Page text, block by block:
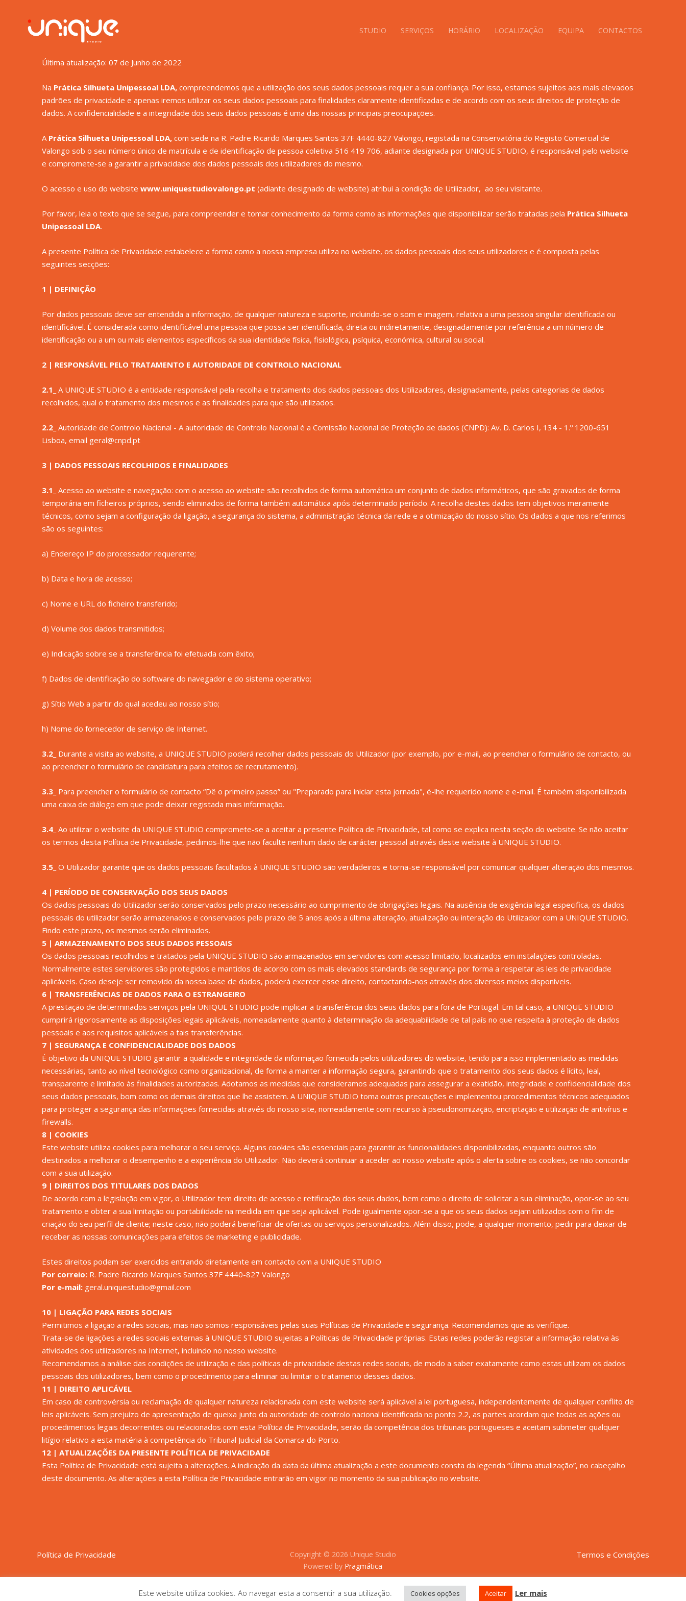
STUDIO SERVIÇOS HORÁRIO LOCALIZAÇÃO EQUIPA CONTACTOS
Última atualização: 07 de Junho de 2022
Na Prática Silhueta Unipessoal LDA, compreendemos que a utilização dos seus dados pessoais requer a sua confiança. Por isso, estamos sujeitos aos mais elevados
padrões de privacidade e apenas iremos utilizar os seus dados pessoais para finalidades claramente identificadas e de acordo com os seus direitos de proteção de
dados. A confidencialidade e a integridade dos seus dados pessoais é uma das nossas principais preocupações.
A Prática Silhueta Unipessoal LDA, com sede na R. Padre Ricardo Marques Santos 37F 4440-827 Valongo, registada na Conservatória do Registo Comercial de
Valongo sob o seu número único de matrícula e de identificação de pessoa coletiva 516 419 706, adiante designada por UNIQUE STUDIO, é responsável pelo website
e compromete-se a garantir a privacidade dos dados pessoais dos utilizadores do mesmo.
O acesso e uso do website www.uniquestudiovalongo.pt (adiante designado de website) atribui a condição de Utilizador, ao seu visitante.
Por favor, leia o texto que se segue, para compreender e tomar conhecimento da forma como as informações que disponibilizar serão tratadas pela Prática Silhueta
Unipessoal LDA.
A presente Política de Privacidade estabelece a forma como a nossa empresa utiliza no website, os dados pessoais dos seus utilizadores e é composta pelas
seguintes secções:
1 | DEFINIÇÃO
Por dados pessoais deve ser entendida a informação, de qualquer natureza e suporte, incluindo-se o som e imagem, relativa a uma pessoa singular identificada ou
identificável. É considerada como identificável uma pessoa que possa ser identificada, direta ou indiretamente, designadamente por referência a um número de
identificação ou a um ou mais elementos específicos da sua identidade física, fisiológica, psíquica, económica, cultural ou social.
2 | RESPONSÁVEL PELO TRATAMENTO E AUTORIDADE DE CONTROLO NACIONAL
2.1_ A UNIQUE STUDIO é a entidade responsável pela recolha e tratamento dos dados pessoais dos Utilizadores, designadamente, pelas categorias de dados
recolhidos, qual o tratamento dos mesmos e as finalidades para que são utilizados.
2.2_ Autoridade de Controlo Nacional - A autoridade de Controlo Nacional é a Comissão Nacional de Proteção de dados (CNPD): Av. D. Carlos I, 134 - 1.º 1200-651
Lisboa, email geral@cnpd.pt
3 | DADOS PESSOAIS RECOLHIDOS E FINALIDADES
3.1_ Acesso ao website e navegação: com o acesso ao website são recolhidos de forma automática um conjunto de dados informáticos, que são gravados de forma
temporária em ficheiros próprios, sendo eliminados de forma também automática após determinado período. A recolha destes dados tem objetivos meramente
técnicos, como sejam a configuração da ligação, a segurança do sistema, a administração técnica da rede e a otimização do nosso sítio. Os dados a que nos referimos
são os seguintes:
a) Endereço IP do processador requerente;
b) Data e hora de acesso;
c) Nome e URL do ficheiro transferido;
d) Volume dos dados transmitidos;
e) Indicação sobre se a transferência foi efetuada com êxito;
f) Dados de identificação do software do navegador e do sistema operativo;
g) Sítio Web a partir do qual acedeu ao nosso sítio;
h) Nome do fornecedor de serviço de Internet.
3.2_ Durante a visita ao website, a UNIQUE STUDIO poderá recolher dados pessoais do Utilizador (por exemplo, por e-mail, ao preencher o formulário de contacto, ou
ao preencher o formulário de candidatura para efeitos de recrutamento).
3.3_ Para preencher o formulário de contacto “Dê o primeiro passo” ou "Preparado para iniciar esta jornada", é-lhe requerido nome e e-mail. É também disponibilizada
uma caixa de diálogo em que pode deixar registada mais informação.
3.4_ Ao utilizar o website da UNIQUE STUDIO compromete-se a aceitar a presente Política de Privacidade, tal como se explica nesta seção do website. Se não aceitar
os termos desta Política de Privacidade, pedimos-lhe que não faculte nenhum dado de carácter pessoal através deste website à UNIQUE STUDIO.
3.5_ O Utilizador garante que os dados pessoais facultados à UNIQUE STUDIO são verdadeiros e torna-se responsável por comunicar qualquer alteração dos mesmos.
4 | PERÍODO DE CONSERVAÇÃO DOS SEUS DADOS
Os dados pessoais do Utilizador serão conservados pelo prazo necessário ao cumprimento de obrigações legais. Na ausência de exigência legal especifica, os dados
pessoais do utilizador serão armazenados e conservados pelo prazo de 5 anos após a última alteração, atualização ou interação do Utilizador com a UNIQUE STUDIO.
Findo este prazo, os mesmos serão eliminados.
5 | ARMAZENAMENTO DOS SEUS DADOS PESSOAIS
Os dados pessoais recolhidos e tratados pela UNIQUE STUDIO são armazenados em servidores com acesso limitado, localizados em instalações controladas.
Normalmente estes servidores são protegidos e mantidos de acordo com os mais elevados standards de segurança por forma a respeitar as leis de privacidade
aplicáveis. Caso deseje ser removido da nossa base de dados, poderá exercer esse direito, contactando-nos através dos diversos meios disponíveis.
6 | TRANSFERÊNCIAS DE DADOS PARA O ESTRANGEIRO
A prestação de determinados serviços pela UNIQUE STUDIO pode implicar a transferência dos seus dados para fora de Portugal. Em tal caso, a UNIQUE STUDIO
cumprirá rigorosamente as disposições legais aplicáveis, nomeadamente quanto à determinação da adequabilidade de tal país no que respeita à proteção de dados
pessoais e aos requisitos aplicáveis a tais transferências.
7 | SEGURANÇA E CONFIDENCIALIDADE DOS DADOS
É objetivo da UNIQUE STUDIO garantir a qualidade e integridade da informação fornecida pelos utilizadores do website, tendo para isso implementado as medidas
necessárias, tanto ao nível tecnológico como organizacional, de forma a manter a informação segura, garantindo que o tratamento dos seus dados é lícito, leal,
transparente e limitado às finalidades autorizadas. Adotamos as medidas que consideramos adequadas para assegurar a exatidão, integridade e confidencialidade dos
seus dados pessoais, bom como os demais direitos que lhe assistem. A UNIQUE STUDIO toma outras precauções e implementou procedimentos técnicos adequados
para proteger a segurança das informações fornecidas através do nosso site, nomeadamente com recurso à pseudonomização, encriptação e utilização de antivírus e
firewalls.
8 | COOKIES
Este website utiliza cookies para melhorar o seu serviço. Alguns cookies são essenciais para garantir as funcionalidades disponibilizadas, enquanto outros são
destinados a melhorar o desempenho e a experiência do Utilizador. Não deverá continuar a aceder ao nosso website após o alerta sobre os cookies, se não concordar
com a sua utilização.
9 | DIREITOS DOS TITULARES DOS DADOS
De acordo com a legislação em vigor, o Utilizador tem direito de acesso e retificação dos seus dados, bem como o direito de solicitar a sua eliminação, opor-se ao seu
tratamento e obter a sua limitação ou portabilidade na medida em que seja aplicável. Pode igualmente opor-se a que os seus dados sejam utilizados com o fim de
criação do seu perfil de cliente; neste caso, não poderá beneficiar de ofertas ou serviços personalizados. Além disso, pode, a qualquer momento, pedir para deixar de
receber as nossas comunicações para efeitos de marketing e publicidade.
Estes direitos podem ser exercidos entrando diretamente em contacto com a UNIQUE STUDIO
Por correio: R. Padre Ricardo Marques Santos 37F 4440-827 Valongo
Por e-mail: geral.uniquestudio@gmail.com
10 | LIGAÇÃO PARA REDES SOCIAIS
Permitimos a ligação a redes sociais, mas não somos responsáveis pelas suas Políticas de Privacidade e segurança. Recomendamos que as verifique.
Trata-se de ligações a redes sociais externas à UNIQUE STUDIO sujeitas a Políticas de Privacidade próprias. Estas redes poderão registar a informação relativa às
atividades dos utilizadores na Internet, incluindo no nosso website.
Recomendamos a análise das condições de utilização e das políticas de privacidade destas redes sociais, de modo a saber exatamente como estas utilizam os dados
pessoais dos utilizadores, bem como o procedimento para eliminar ou limitar o tratamento desses dados.
11 | DIREITO APLICÁVEL
Em caso de controvérsia ou reclamação de qualquer natureza relacionada com este website será aplicável a lei portuguesa, independentemente de qualquer conflito de
leis aplicáveis. Sem prejuízo de apresentação de queixa junto da autoridade de controlo nacional identificada no ponto 2.2, as partes acordam que todas as ações ou
procedimentos legais decorrentes ou relacionados com esta Política de Privacidade, serão da competência dos tribunais portugueses e aceitam submeter qualquer
litígio relativo a esta matéria à competência do Tribunal Judicial da Comarca do Porto.
12 | ATUALIZAÇÕES DA PRESENTE POLÍTICA DE PRIVACIDADE
Esta Política de Privacidade está sujeita a alterações. A indicação da data da última atualização a este documento consta da legenda “Última atualização”, no cabeçalho
deste documento. As alterações a esta Política de Privacidade entrarão em vigor no momento da sua publicação no website.
Política de Privacidade
Copyright © 2026 Unique Studio
Powered by Pragmática
Termos e Condições
Este website utiliza cookies. Ao navegar esta a consentir a sua utilização. Cookies opções Aceitar Ler mais